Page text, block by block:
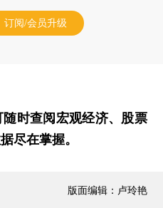
订阅/会员升级
随时查阅宏观经济、股票
尽在掌握。
版面编辑：卢玲艳